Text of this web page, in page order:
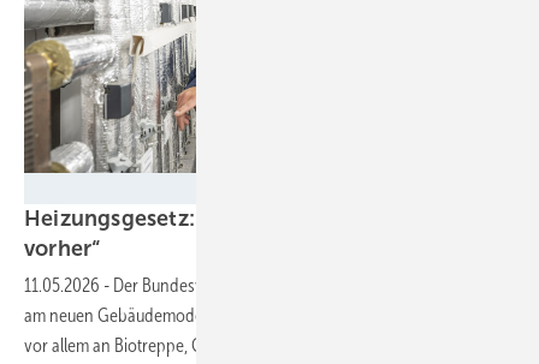
Heizungsgesetz: „Regelungen komplizierter als
vorher“
11.05.2026 - Der Bundesverband Wärmepumpe bekräftigt seine Kritik
am neuen Gebäudemodernisierungsgesetz. Die Kritik entzündet sich
vor allem an Biotreppe, Grüngasquote und Wegfall der